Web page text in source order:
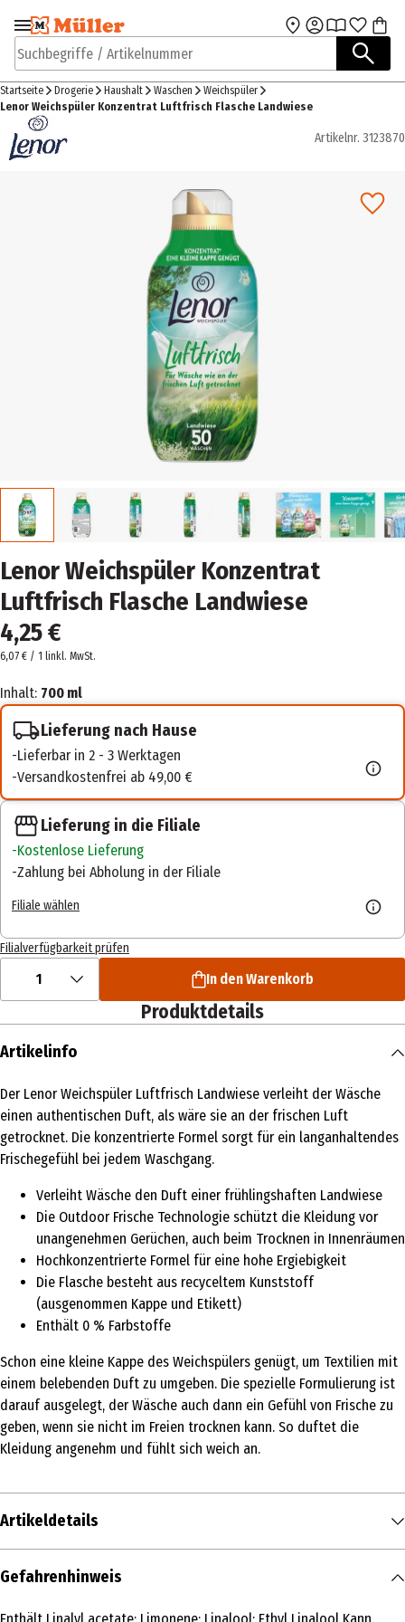
Zur Navigation
springen
Zum Hauptinhalt
Suchbegriffe / Artikelnummer
Startseite Drogerie Haushalt Waschen
Weichspüler
Lenor Weichspüler Konzentrat Luftfrisch Flasche Landwiese
Artikelnr. 3123870
Lenor Weichspüler Konzentrat
Luftfrisch Flasche Landwiese
4,25 €
6,07 € / 1 linkl. MwSt.
Inhalt: 700 ml
Lieferung nach Hause
Lieferbar in 2 - 3 Werktagen
Versandkostenfrei ab 49,00 €
Lieferung in die Filiale
Kostenlose Lieferung
Zahlung bei Abholung in der Filiale
Filiale wählen
Filialverfügbarkeit prüfen
1 In den Warenkorb
Produktdetails
Artikelinfo
Der Lenor Weichspüler Luftfrisch Landwiese verleiht der Wäsche
einen authentischen Duft, als wäre sie an der frischen Luft
getrocknet. Die konzentrierte Formel sorgt für ein langanhaltendes
Frischegefühl bei jedem Waschgang.
Verleiht Wäsche den Duft einer frühlingshaften Landwiese
Die Outdoor Frische Technologie schützt die Kleidung vor
unangenehmen Gerüchen, auch beim Trocknen in Innenräumen
Hochkonzentrierte Formel für eine hohe Ergiebigkeit
Die Flasche besteht aus recyceltem Kunststoff
(ausgenommen Kappe und Etikett)
Enthält 0 % Farbstoffe
Schon eine kleine Kappe des Weichspülers genügt, um Textilien mit
einem belebenden Duft zu umgeben. Die spezielle Formulierung ist
darauf ausgelegt, der Wäsche auch dann ein Gefühl von Frische zu
geben, wenn sie nicht im Freien trocknen kann. So duftet die
Kleidung angenehm und fühlt sich weich an.
Artikeldetails
Inhalt
Gefahrenhinweis